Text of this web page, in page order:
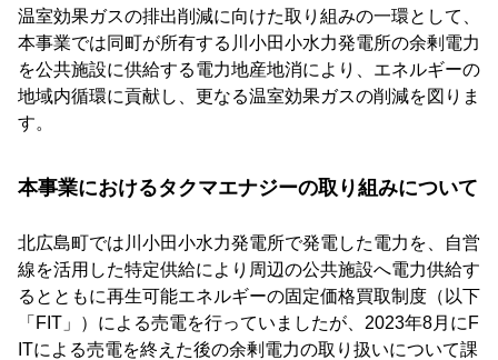
温室効果ガスの排出削減に向けた取り組みの一環として、
本事業では同町が所有する川小田小水力発電所の余剰電力
を公共施設に供給する電力地産地消により、エネルギーの
地域内循環に貢献し、更なる温室効果ガスの削減を図りま
す。
本事業におけるタクマエナジーの取り組みについて
北広島町では川小田小水力発電所で発電した電力を、自営
線を活用した特定供給により周辺の公共施設へ電力供給す
るとともに再生可能エネルギーの固定価格買取制度（以下
「FIT」）による売電を行っていましたが、2023年8月にF
ITによる売電を終えた後の余剰電力の取り扱いについて課